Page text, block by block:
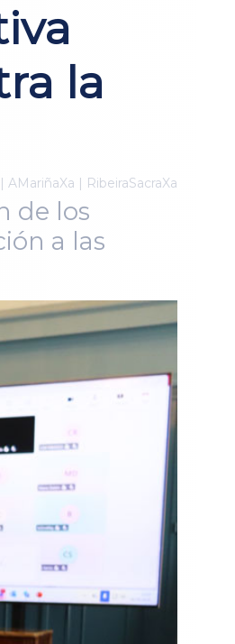
la
AMariñaXa | RibeiraSacraXa
de los
a las